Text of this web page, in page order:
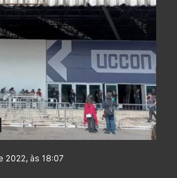
2022, às 18:07